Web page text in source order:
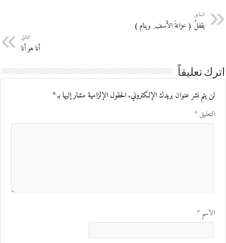
السابق
يقفلُ ( خزانةَ الأسف ِ وينام )
التالي
أنا هو أنا
اترك تعليقاً
لن يتم نشر عنوان بريدك الإلكتروني.الحقول الإلزامية مشار إليها بـ*
التعليق*
الاسم*